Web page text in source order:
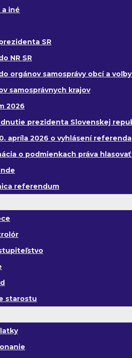
a iné
SR
NR SR
orgánov samosprávy obcí a
samosprávnych krajov
2026
prezidenta Slovenskej
apríla 2026 o vyhlásení referenda
o podmienkach práva hlasovať
referendum
starostu